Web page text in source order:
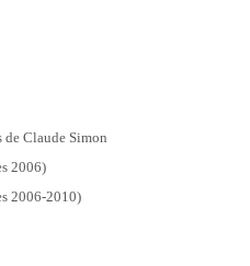
de Claude Simon
2006)
2006-2010)